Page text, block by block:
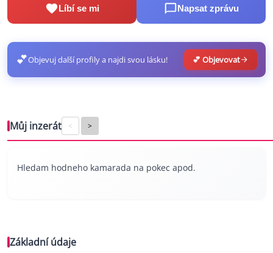
Líbí se mi Napsat zprávu
💕Objevuj další profily a najdi svou lásku! 💕 Objevovat
Můj inzerát < >
Hledam hodneho kamarada na pokec apod.
Základní údaje